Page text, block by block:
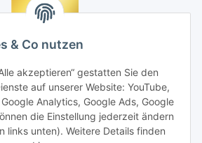
& Co nutzen
akzeptieren“ gestatten Sie den
auf unserer Website: YouTube,
Analytics, Google Ads, Google
die Einstellung jederzeit ändern
links unten). Weitere Details finden